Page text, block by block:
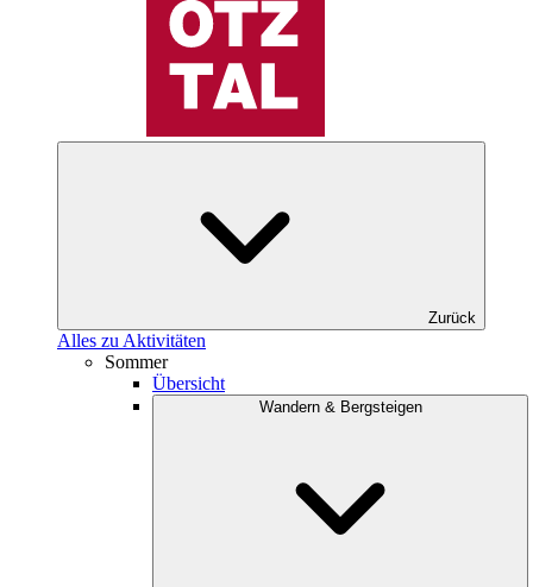
Zurück
Alles zu Aktivitäten
Sommer
Übersicht
Wandern & Bergsteigen